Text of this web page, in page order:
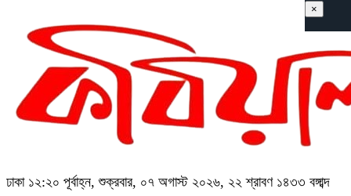
ঢাকা ১২:২০ পূর্বাহ্ন, শুক্রবার, ০৭ অগাস্ট ২০২৬, ২২ শ্রাবণ ১৪৩৩ বঙ্গাব্দ
×